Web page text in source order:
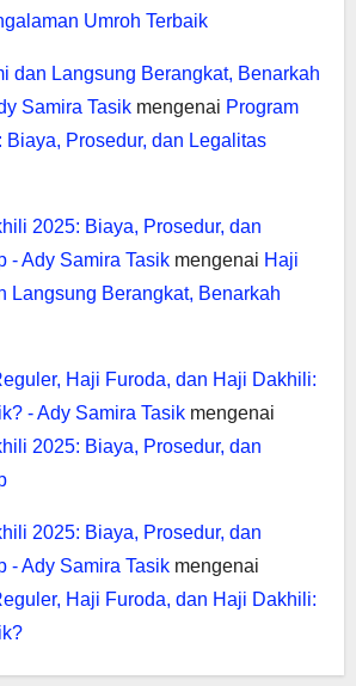
Umroh Terbaik
dan Langsung Berangkat, Benarkah
Samira Tasikmengenai Program
Prosedur, dan Legalitas
2025: Biaya, Prosedur, dan
- Ady Samira Tasikmengenai Haji
Langsung Berangkat, Benarkah
Haji Furoda, dan Haji Dakhili:
- Ady Samira Tasikmengenai
2025: Biaya, Prosedur, dan
2025: Biaya, Prosedur, dan
- Ady Samira Tasikmengenai
Haji Furoda, dan Haji Dakhili: